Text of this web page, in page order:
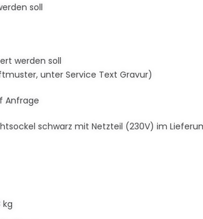
soll
werden soll
unter Service Text Gravur)
Anfrage
schwarz mit Netzteil (230V) im
kg